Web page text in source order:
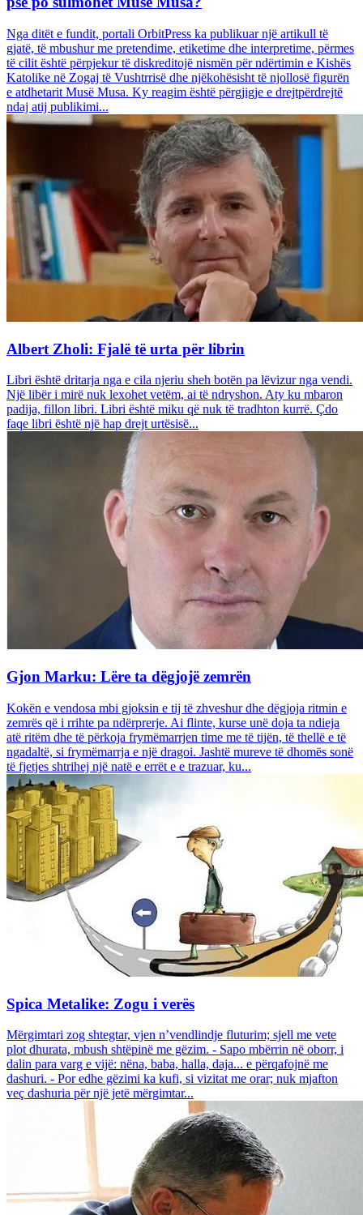
Nga ditët e fundit, portali OrbitPress ka publikuar një artikull të
gjatë, të mbushur me pretendime, etiketime dhe interpretime, përmes
të cilit është përpjekur të diskreditojë nismën për ndërtimin e Kishës
Katolike në Zogaj të Vushtrrisë dhe njëkohësisht të njollosë figurën
e atdhetarit Musë Musa. Ky reagim është përgjigje e drejtpërdrejtë
ndaj atij publikimi...
Albert Zholi: Fjalë të urta për librin
Libri është dritarja nga e cila njeriu sheh botën pa lëvizur nga vendi.
Një libër i mirë nuk lexohet vetëm, ai të ndryshon. Aty ku mbaron
padija, fillon libri. Libri është miku që nuk të tradhton kurrë. Çdo
faqe libri është një hap drejt urtësisë...
Gjon Marku: Lëre ta dëgjojë zemrën
Kokën e vendosa mbi gjoksin e tij të zhveshur dhe dëgjoja ritmin e
zemrës që i rrihte pa ndërprerje. Ai flinte, kurse unë doja ta ndieja
atë ritëm dhe të përkoja frymëmarrjen time me të tijën, të thellë e të
ngadaltë, si frymëmarrja e një dragoi. Jashtë mureve të dhomës sonë
të fjetjes shtrihej një natë e errët e e trazuar, ku...
Spica Metalike: Zogu i verës
Mërgimtari zog shtegtar, vjen n’vendlindje fluturim; sjell me vete
plot dhurata, mbush shtëpinë me gëzim. - Sapo mbërrin në oborr, i
dalin para varg e vijë: nëna, baba, halla, daja... e përqafojnë me
dashuri. - Por edhe gëzimi ka kufi, si vizitat me orar; nuk mjafton
veç dashuria për një jetë mërgimtar...